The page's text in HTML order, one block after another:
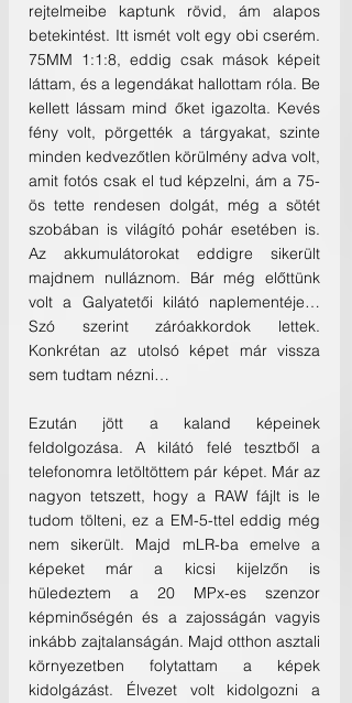
rejtelmeibe kaptunk rövid, ám alapos
betekintést. Itt ismét volt egy obi cserém.
75MM 1:1:8, eddig csak mások képeit
láttam, és a legendákat hallottam róla. Be
kellett lássam mind őket igazolta. Kevés
fény volt, pörgették a tárgyakat, szinte
minden kedvezőtlen körülmény adva volt,
amit fotós csak el tud képzelni, ám a 75-
ös tette rendesen dolgát, még a sötét
szobában is világító pohár esetében is.
Az akkumulátorokat eddigre sikerült
majdnem nulláznom. Bár még előttünk
volt a Galyatetői kilátó naplementéje…
Szó szerint záróakkordok lettek.
Konkrétan az utolsó képet már vissza
sem tudtam nézni…
Ezután jött a kaland képeinek
feldolgozása. A kilátó felé tesztből a
telefonomra letöltöttem pár képet. Már az
nagyon tetszett, hogy a RAW fájlt is le
tudom tölteni, ez a EM-5-ttel eddig még
nem sikerült. Majd mLR-ba emelve a
képeket már a kicsi kijelzőn is
hüledeztem a 20 MPx-es szenzor
képminőségén és a zajosságán vagyis
inkább zajtalanságán. Majd otthon asztali
környezetben folytattam a képek
kidolgázást. Élvezet volt kidolgozni a